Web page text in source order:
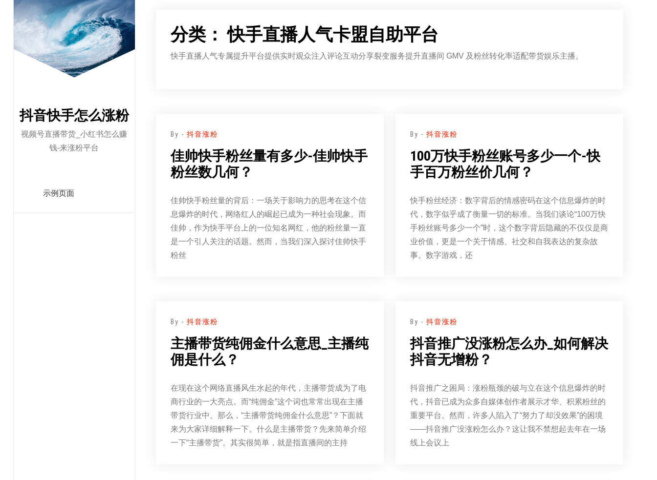
抖音快手怎么涨粉
视频号直播带货_小红书怎么赚
钱-来涨粉平台
示例页面
分类：快手直播人气卡盟自助平台
快手直播人气专属提升平台提供实时观众注入评论互动分享裂变服务提升直播间 GMV 及粉丝转化率适配带货娱乐主播。
By -抖音涨粉
佳帅快手粉丝量有多少-佳帅快手
粉丝数几何？
佳帅快手粉丝量的背后：一场关于影响力的思考在这个信
息爆炸的时代，网络红人的崛起已成为一种社会现象。而
佳帅，作为快手平台上的一位知名网红，他的粉丝量一直
是一个引人关注的话题。然而，当我们深入探讨佳帅快手
粉丝
By - 抖音涨粉
100万快手粉丝账号多少一个-快
手百万粉丝价几何？
快手粉丝经济：数字背后的情感密码在这个信息爆炸的时
代，数字似乎成了衡量一切的标准。当我们谈论“100万快
手粉丝账号多少一个”时，这个数字背后隐藏的不仅仅是商
业价值，更是一个关于情感、社交和自我表达的复杂故
事。数字游戏，还
By -抖音涨粉
主播带货纯佣金什么意思_主播纯
佣是什么？
在现在这个网络直播风生水起的年代，主播带货成为了电
商行业的一大亮点。而“纯佣金”这个词也常常出现在主播
带货行业中。那么，“主播带货纯佣金什么意思”？下面就
来为大家详细解释一下。什么是主播带货？先来简单介绍
一下“主播带货”。其实很简单，就是指直播间的主持
By - 抖音涨粉
抖音推广没涨粉怎么办_如何解决
抖音无增粉？
抖音推广之困局：涨粉瓶颈的破与立在这个信息爆炸的时
代，抖音已成为众多自媒体创作者展示才华、积累粉丝的
重要平台。然而，许多人陷入了“努力了却没效果”的困境
——抖音推广没涨粉怎么办？这让我不禁想起去年在一场
线上会议上